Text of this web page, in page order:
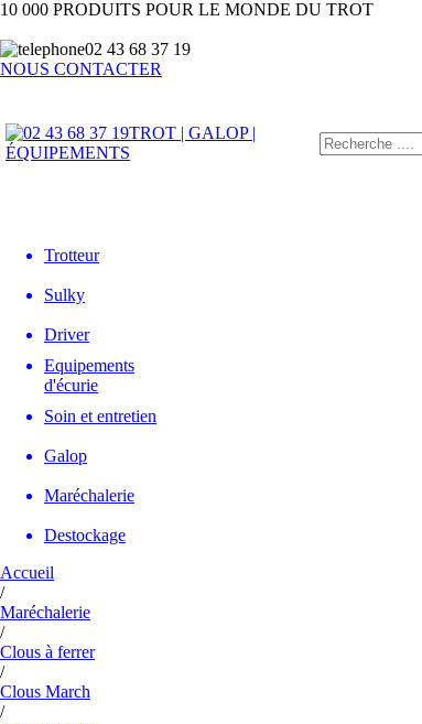
10 000 PRODUITS POUR LE MONDE DU TROT
02 43 68 37 19
NOUS CONTACTER
TROT | GALOP |
ÉQUIPEMENTS
Trotteur
Sulky
Driver
Equipements
d'écurie
Soin et entretien
Galop
Maréchalerie
Destockage
Accueil
/
Maréchalerie
/
Clous à ferrer
/
Clous March
/